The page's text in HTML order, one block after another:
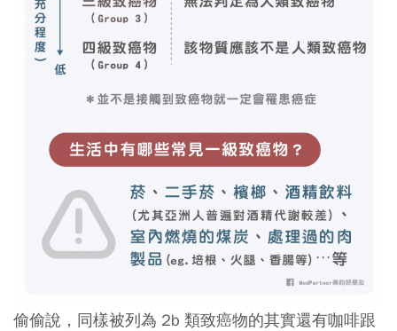
偷偷說，同樣被列為 2b 類致癌物的其實還有咖啡跟